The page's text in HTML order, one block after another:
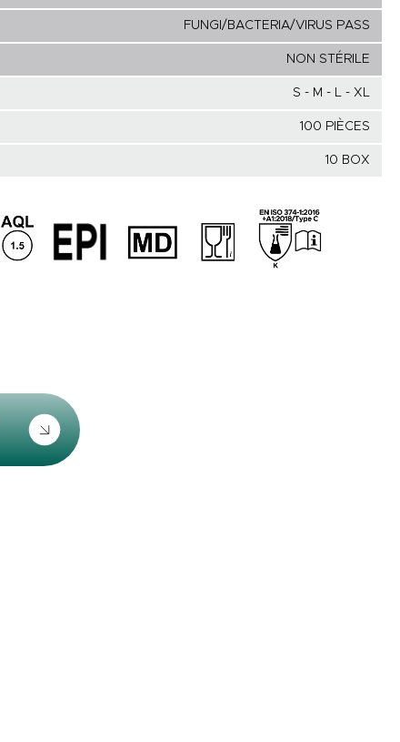
FUNGI/BACTERIA/VIRUS PASS
NON STÉRILE
S - M - L - XL
100 PIÈCES
10 BOX